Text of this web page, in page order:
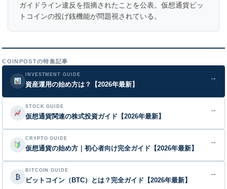
ガイドライン違反を指摘されたことを公表。仮想通貨ビッ
トコインの投げ銭機能が問題視されている。
COINPOSTの特集記事
INVESTMENT GUIDE
資産運用の始め方は？【2026年最新】
→
STOCK GUIDE
仮想通貨関連の株式投資ガイド【2026年最新】
→
CRYPTO GUIDE
仮想通貨の始め方｜初心者向け完全ガイド【2026年最新】
→
₿
BITCOIN GUIDE
ビットコイン（BTC）とは？完全ガイド【2026年最新】
→